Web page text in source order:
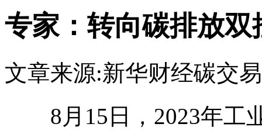
专家：转向碳排放
文章来源:新华财经碳交
8月15日，2023年工